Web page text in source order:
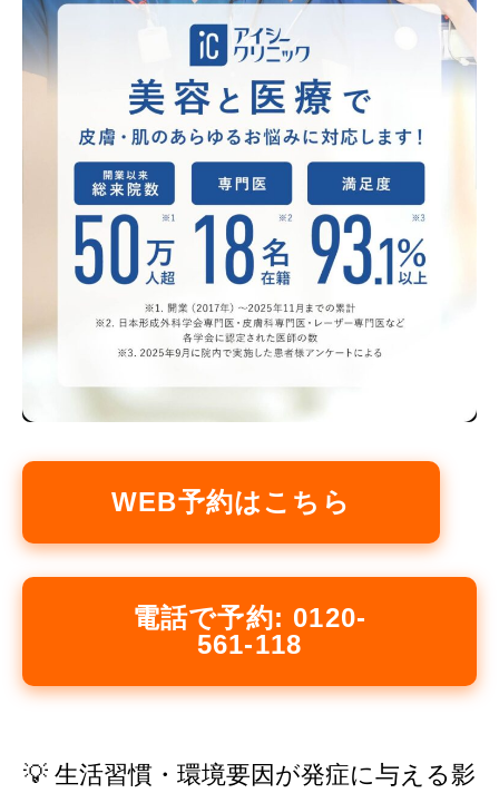
WEB予約はこちら
電話で予約: 0120-
561-118
💡 生活習慣・環境要因が発症に与える影